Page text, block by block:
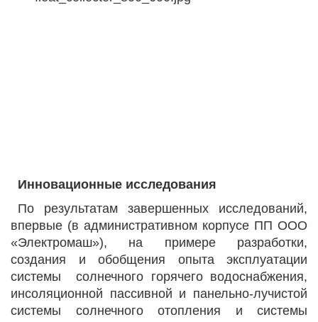
Инновационные исследования
По результатам завершенных исследований,
впервые (в административном корпусе ПП ООО
«Электромаш»), на примере разработки,
создания и обобщения опыта эксплуатации
системы солнечного горячего водоснабжения,
инсоляционной пассивной и панельно-лучистой
системы солнечного отопления и системы